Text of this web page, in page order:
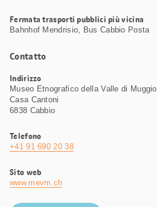
Fermata trasporti pubblici più vicina
Bahnhof Mendrisio, Bus Cabbio Posta
Contatto
Indirizzo
Museo Etnografico della Valle di Muggio
Casa Cantoni
6838 Cabbio
Telefono
+41 91 690 20 38
Sito web
www.mevm.ch